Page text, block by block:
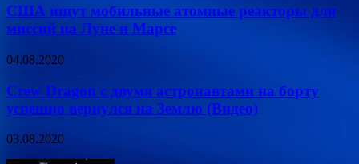
США ищут мобильные атомные реакторы для
миссий на Луне и Марсе
04.08.2020
Crew Dragon с двумя астронавтами на борту
успешно вернулся на Землю (Видео)
03.08.2020